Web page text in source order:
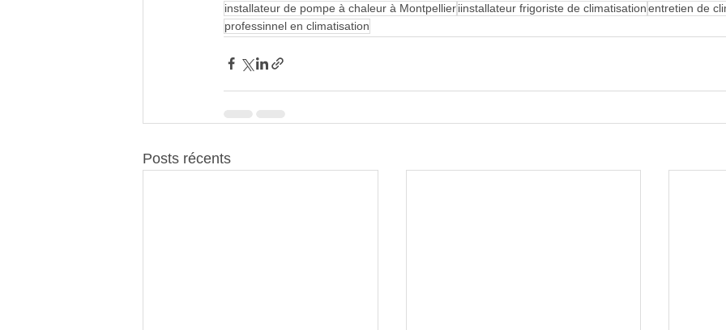
installateur de pompe à chaleur à Montpellieriinstallateur frigoriste de climatisationentretien de
professinnel en climatisation
Posts récents